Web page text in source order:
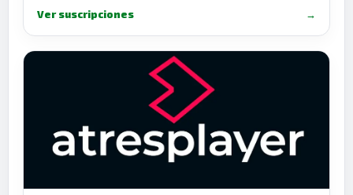
Ver suscripciones →